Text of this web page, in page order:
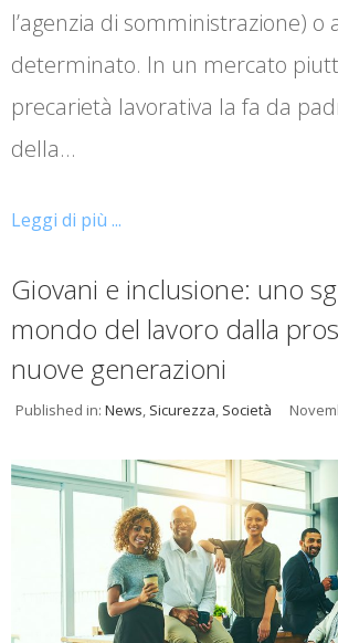
l’agenzia di somministrazione) o
determinato. In un mercato
precarietà lavorativa la fa da
della…
Leggi di più ...
Giovani e inclusione: uno
mondo del lavoro dalla
nuove generazioni
Published in: News, Sicurezza, Società